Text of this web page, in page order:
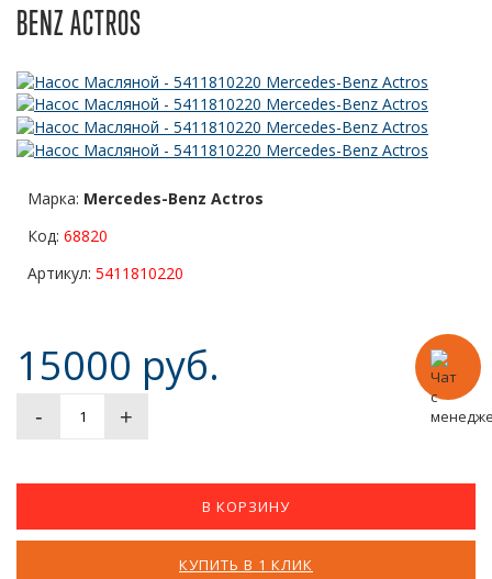
BENZ ACTROS
Марка: Mercedes-Benz Actros
Код: 68820
Артикул: 5411810220
15000 руб.
- +
В КОРЗИНУ
КУПИТЬ В 1 КЛИК